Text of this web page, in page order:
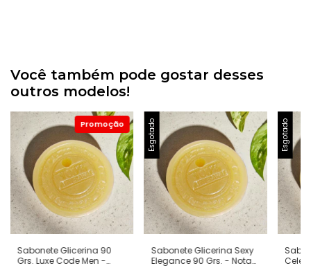
Você também pode gostar desses
outros modelos!
Sabonete Glicerina 90
Grs. Luxe Code Men -
Esgotado
Sabonete Glicerina Sexy
Elegance 90 Grs. - Nota
Esgotado